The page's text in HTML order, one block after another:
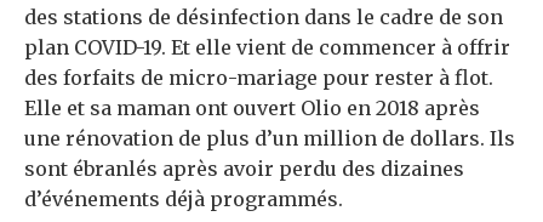
des stations de désinfection dans le cadre de son
plan COVID-19. Et elle vient de commencer à offrir
des forfaits de micro-mariage pour rester à flot.
Elle et sa maman ont ouvert Olio en 2018 après
une rénovation de plus d’un million de dollars. Ils
sont ébranlés après avoir perdu des dizaines
d’événements déjà programmés.